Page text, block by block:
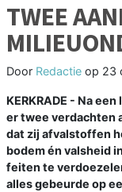
TWEE
Door Redactie op 23
KERKRADE - Na
er twee verdachten
dat zij afvalstoffen
bodem én valsheid
feiten te
alles gebeurde op